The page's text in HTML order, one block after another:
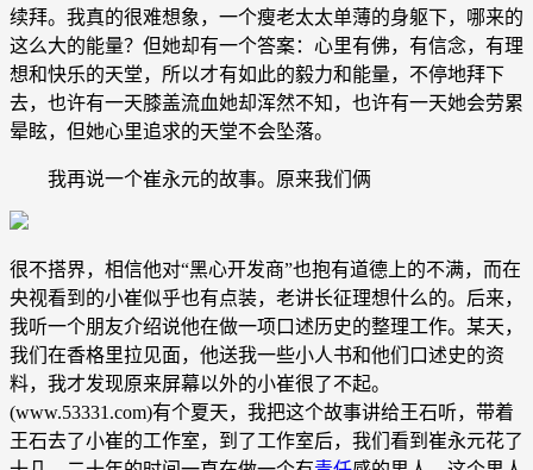
续拜。我真的很难想象，一个瘦老太太单薄的身躯下，哪来的
这么大的能量？但她却有一个答案：心里有佛，有信念，有理
想和快乐的天堂，所以才有如此的毅力和能量，不停地拜下
去，也许有一天膝盖流血她却浑然不知，也许有一天她会劳累
晕眩，但她心里追求的天堂不会坠落。
我再说一个崔永元的故事。原来我们俩
很不搭界，相信他对“黑心开发商”也抱有道德上的不满，而在
央视看到的小崔似乎也有点装，老讲长征理想什么的。后来，
我听一个朋友介绍说他在做一项口述历史的整理工作。某天，
我们在香格里拉见面，他送我一些小人书和他们口述史的资
料，我才发现原来屏幕以外的小崔很了不起。
(www.53331.com)有个夏天，我把这个故事讲给王石听，带着
王石去了小崔的工作室，到了工作室后，我们看到崔永元花了